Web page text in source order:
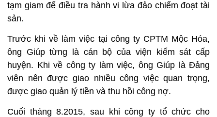
tạm giam để điều tra hành vi lừa đảo chiểm đoạt tài
sản.
Trước khi về làm việc tại công ty CPTM Mộc Hóa,
ông Giúp từng là cán bộ của viện kiểm sát cấp
huyện. Khi về công ty làm việc, ông Giúp là Đảng
viên nên được giao nhiều công việc quan trọng,
được giao quản lý tiền và thu hồi công nợ.
Cuối tháng 8.2015, sau khi công ty tổ chức cho